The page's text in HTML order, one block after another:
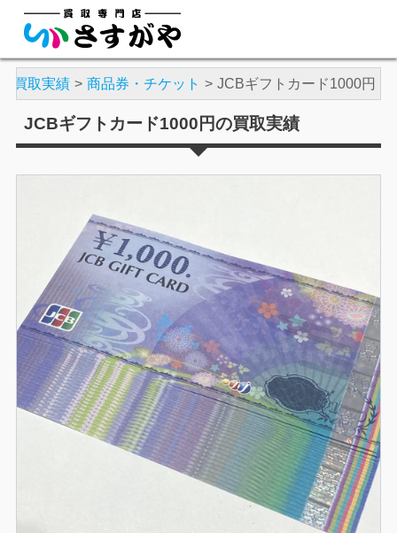
買取実績 商品券・チケット JCBギフトカード1000円
JCBギフトカード1000円の買取実績